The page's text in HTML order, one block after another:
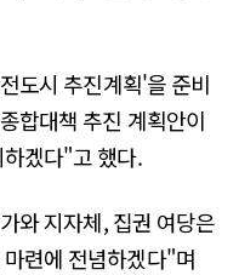
도시 추진계획'을 준비
합대책 추진 계획안이
겠다"고 했다.
와 지자체, 집권 여당은
련에 전념하겠다"며